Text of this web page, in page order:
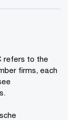
refers to the
firms, each